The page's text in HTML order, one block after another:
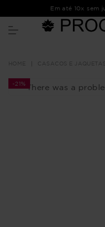
Em até 10x sem
CASACOS E JAQUETAS
There was a
-21%